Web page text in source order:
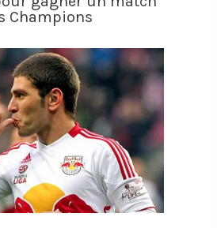
Champions